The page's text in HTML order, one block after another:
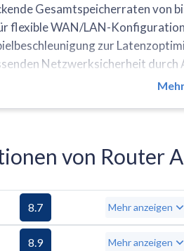
Gesamtspeicherraten von
flexible WAN/LAN-
zur
Netzwerksicherheit
das sperrige Gehäuse, das
von Router
8.7 Mehr anzeigen
8.9 Mehr anzeigen